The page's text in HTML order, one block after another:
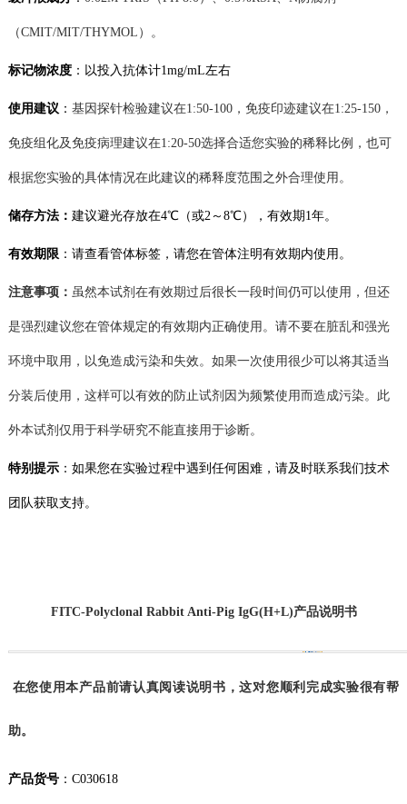
（CMIT/MIT/THYMOL）。
标记物浓度： 以投入 抗体计1mg/mL左右
使用建议 ： 基因探针检验建议在1:50-100， 免疫印迹建议在1 :25-150，
免疫组化及免疫病理建议在1:20-50选择合适您实验的稀释比例，也可
根据您实验的具体情况在此建议的稀释度范围之外合理使用。
储存方法： 建议避光存放在4℃（或2～8℃），有效期1年。
有效期限 ： 请查看管体标签， 请您在管体注明有效期内使用。
注意事项： 虽然本试剂在有效期过后很长一段时间仍可以使用，但还
是强烈建议您在管体规定的有效期内正确使用。请不要在脏乱和强光
环境中取用，以免造成污染和失效。如果一次使用很少可以将其适当
分装后使用，这样可以有效的防止试剂 因为频繁使用而造成污染。 此
外本试剂仅用于科学研究不能直接用于诊断。
特别提示：如果您在实验过程中遇到任何困难，请及时联系我们技术
团队获取支持。
FITC-Polyclonal Rabbit Anti-Pig IgG(H+L)产品说明书
在您使用本产品前请认真阅读说明书，这对您顺利完成实验很有帮
助。
产品货号： C030618